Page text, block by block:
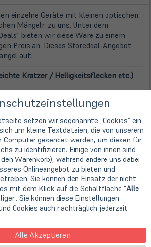
einzelne Geräte mit kleinen optischen
Mängeln zu uns. Unter dem
bieten wir diese Ware zu einem
Preis an. Dieses Storedeal-Angebot
auf:
Kratzer / Helligkeitsflecken etc.)
beim Gebrauch sichtbar sein können.
und technische Funktionalität des
einen solchen Schönheitsfehler nicht
Display
(QXGA)
setzen wir sogenannte „Cookies“ ein.
um kleine Textdateien, die von unserem
Computer gesendet werden, um diesen für
zu identifizieren. Einige von ihnen sind
Warenkorb), während andere uns dabei
Onlineangebot zu bieten und
Sie können den Einsatz der nicht
mit dem Klick auf die Schaltfläche "Alle
Sie können diese Einstellungen
Cookies auch nachträglich jederzeit
Alle Akzeptieren